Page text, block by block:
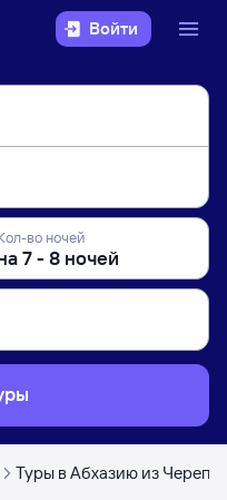
Войти
во ночей
Туры в Абхазию из